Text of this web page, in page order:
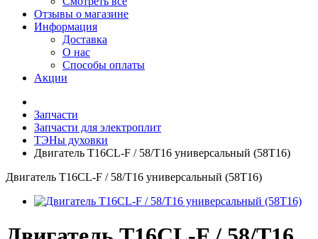
Отзывы о магазине
Информация
Доставка
О нас
Способы оплаты
Акции
Запчасти
Запчасти для электроплит
ТЭНы духовки
Двигатель T16CL-F / 58/T16 универсальный (58Т16)
Двигатель T16CL-F / 58/T16 универсальный (58Т16)